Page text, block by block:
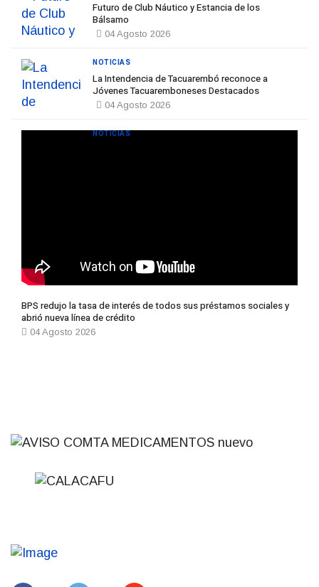
Futuro de Club Náutico y Estancia de los
Bálsamo
04 Agosto 2026
La Intendencia de Tacuarembó reconoce a
Jóvenes Tacuaremboneses Destacados
04 Agosto 2026
NOTICIAS
BPS redujo la tasa de interés de todos sus préstamos sociales y
abrió nueva línea de crédito
04 Agosto 2026
NOTICIAS